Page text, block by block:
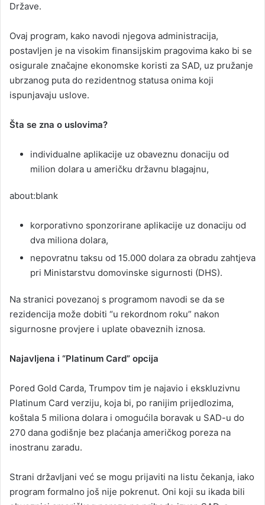
Države.
Ovaj program, kako navodi njegova administracija,
postavljen je na visokim finansijskim pragovima kako bi se
osigurale značajne ekonomske koristi za SAD, uz pružanje
ubrzanog puta do rezidentnog statusa onima koji
ispunjavaju uslove.
Šta se zna o uslovima?
individualne aplikacije uz obaveznu donaciju od
milion dolara u američku državnu blagajnu,
about:blank
korporativno sponzorirane aplikacije uz donaciju od
dva miliona dolara,
nepovratnu taksu od 15.000 dolara za obradu zahtjeva
pri Ministarstvu domovinske sigurnosti (DHS).
Na stranici povezanoj s programom navodi se da se
rezidencija može dobiti “u rekordnom roku” nakon
sigurnosne provjere i uplate obaveznih iznosa.
Najavljena i “Platinum Card” opcija
Pored Gold Carda, Trumpov tim je najavio i ekskluzivnu
Platinum Card verziju, koja bi, po ranijim prijedlozima,
koštala 5 miliona dolara i omogućila boravak u SAD-u do
270 dana godišnje bez plaćanja američkog poreza na
inostranu zaradu.
Strani državljani već se mogu prijaviti na listu čekanja, iako
program formalno još nije pokrenut. Oni koji su ikada bili